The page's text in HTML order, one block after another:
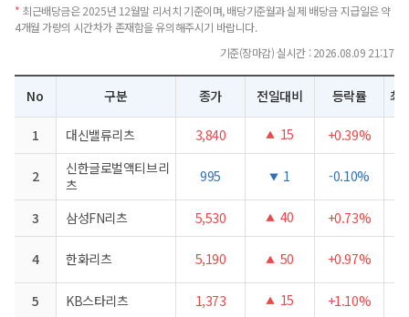
* 최근배당금은 2025년 12월말 리서치 기준이며, 배당기준월과 실제 배당금 지급일은 약
4개월 가량의 시간차가 존재함을 유의해주시기 바랍니다.
기준(장마감) 실시간 : 2026.08.09 21:17
No 구분 종가 전일대비 등락률 최
1 대신밸류리츠 3,840 ▲ 15 +0.39%
2
신한글로벌액티브리
츠
995 ▼ 1 -0.10%
3 삼성FN리츠 5,530 ▲ 40 +0.73%
4 한화리츠 5,190 ▲ 50 +0.97%
5 KB스타리츠 1,373 ▲ 15 +1.10%